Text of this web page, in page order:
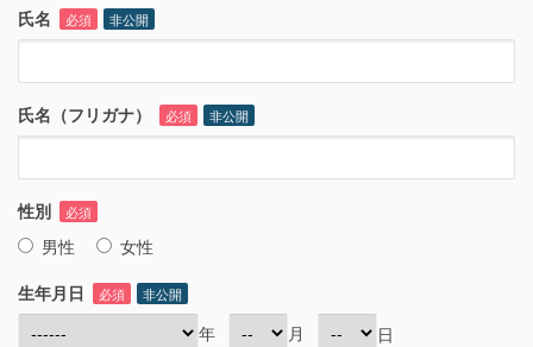
氏名 必須 非公開
氏名（フリガナ） 必須 非公開
性別 必須
男性
女性
生年月日
必須 非公開
年 月 日